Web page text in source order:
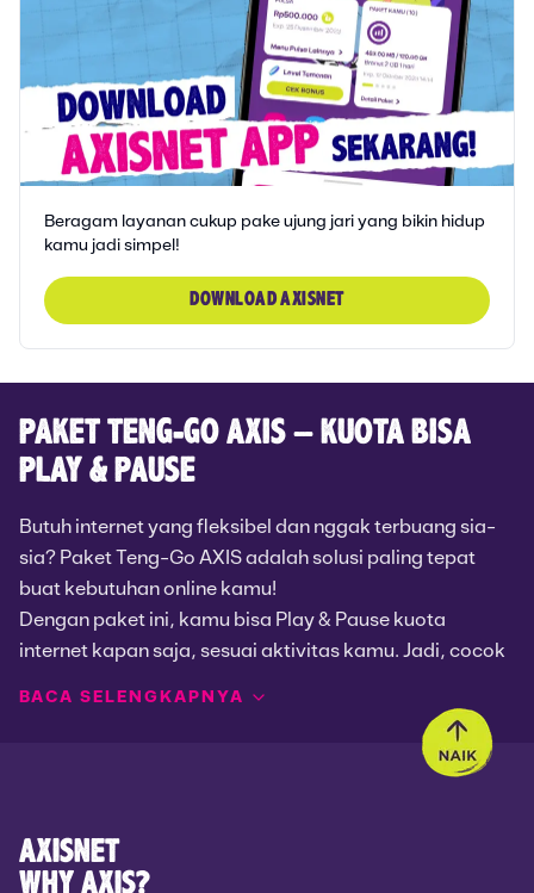
Beragam layanan cukup pake ujung jari yang bikin hidup
kamu jadi simpel!
DOWNLOAD AXISNET
PAKET TENG-GO AXIS – KUOTA BISA
PLAY & PAUSE
Butuh internet yang fleksibel dan nggak terbuang sia-
sia? Paket Teng-Go AXIS adalah solusi paling tepat
buat kebutuhan online kamu!
Dengan paket ini, kamu bisa Play & Pause kuota
internet kapan saja, sesuai aktivitas kamu. Jadi, cocok
Apalagi Paket Teng-Go AXIS memang dirancang
khusus buat gaya hidup dinamis. Mau dipakai buat
semuanya tinggal kamu aktifkan saat perlu.
sistem berbasis waktu, bukan harian. Jadi, kamu bisa
memilih paket untuk durasi 3 jam, 6 jam, dan 12 jam.
BACA SELENGKAPNYA
AXISNET
WHY AXIS?